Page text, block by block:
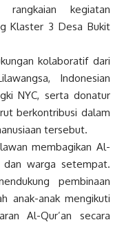
rangkaian kegiatan
Klaster 3 Desa Bukit
kolaboratif dari
Indonesian
NYC, serta donatur
berkontribusi dalam
tersebut.
membagikan Al-
dan warga setempat.
pembinaan
anak-anak mengikuti
Al-Qur’an secara